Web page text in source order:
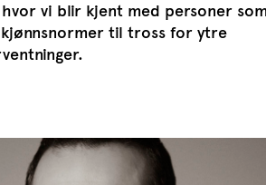
vi blir kjent med personer
til tross for ytre